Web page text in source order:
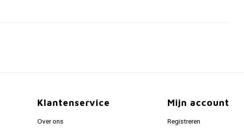
Klantenservice
Over ons
Mijn account
Registreren